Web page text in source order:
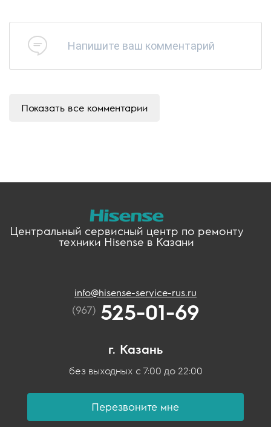
Напишите ваш комментарий
Показать все комментарии
Центральный сервисный центр по ремонту
техники Hisense в Казани
info@hisense-service-rus.ru
(967)525-01-69
г. Казань
без выходных с 7:00 до 22:00
Перезвоните мне